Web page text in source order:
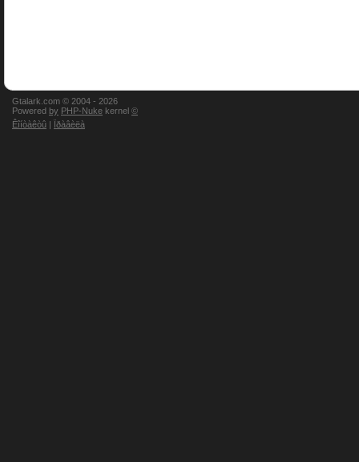
Gtalark.com © 2004 - 2026
Powered by PHP-Nuke kernel ©
Êîíòàêòû | Ïðàâèëà